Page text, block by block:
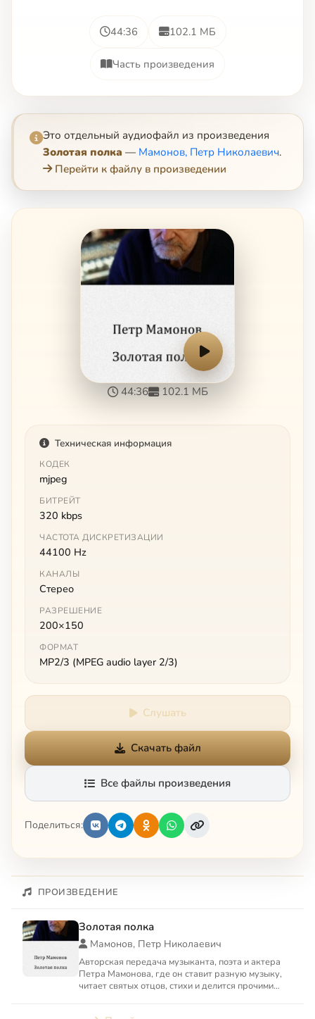
44:36 102.1 МБ
Часть произведения
Это отдельный аудиофайл из произведения
Золотая полка — Мамонов, Петр Николаевич.
Перейти к файлу в произведении
44:36 102.1 МБ
Техническая информация
КОДЕК
mjpeg
БИТРЕЙТ
320 kbps
ЧАСТОТА ДИСКРЕТИЗАЦИИ
44100 Hz
КАНАЛЫ
Стерео
РАЗРЕШЕНИЕ
200×150
ФОРМАТ
MP2/3 (MPEG audio layer 2/3)
Слушать
Скачать файл
Все файлы произведения
Поделиться:
ПРОИЗВЕДЕНИЕ
Золотая полка
Мамонов, Петр Николаевич
Авторская передача музыканта, поэта и актера
Петра Мамонова, где он ставит разную музыку,
читает святых отцов, стихи и делится прочими